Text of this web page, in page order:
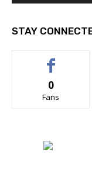
STAY
0
Fans